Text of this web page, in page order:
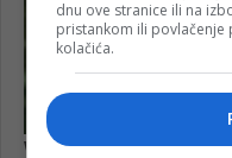
dnu ove stranice ili na
pristankom ili povlačenje
kolačića.